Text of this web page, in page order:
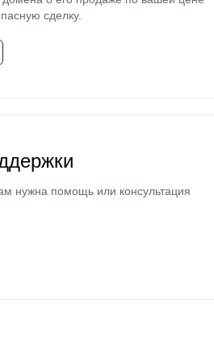
сделку.
нужна помощь или консультация